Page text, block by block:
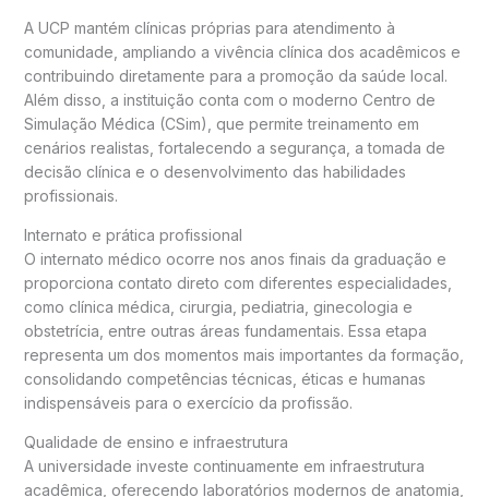
A UCP mantém clínicas próprias para atendimento à
comunidade, ampliando a vivência clínica dos acadêmicos e
contribuindo diretamente para a promoção da saúde local.
Além disso, a instituição conta com o moderno Centro de
Simulação Médica (CSim), que permite treinamento em
cenários realistas, fortalecendo a segurança, a tomada de
decisão clínica e o desenvolvimento das habilidades
profissionais.
Internato e prática profissional
O internato médico ocorre nos anos finais da graduação e
proporciona contato direto com diferentes especialidades,
como clínica médica, cirurgia, pediatria, ginecologia e
obstetrícia, entre outras áreas fundamentais. Essa etapa
representa um dos momentos mais importantes da formação,
consolidando competências técnicas, éticas e humanas
indispensáveis para o exercício da profissão.
Qualidade de ensino e infraestrutura
A universidade investe continuamente em infraestrutura
acadêmica, oferecendo laboratórios modernos de anatomia,